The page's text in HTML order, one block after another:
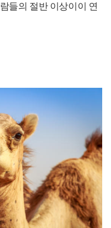
들의 절반 이상이이 연